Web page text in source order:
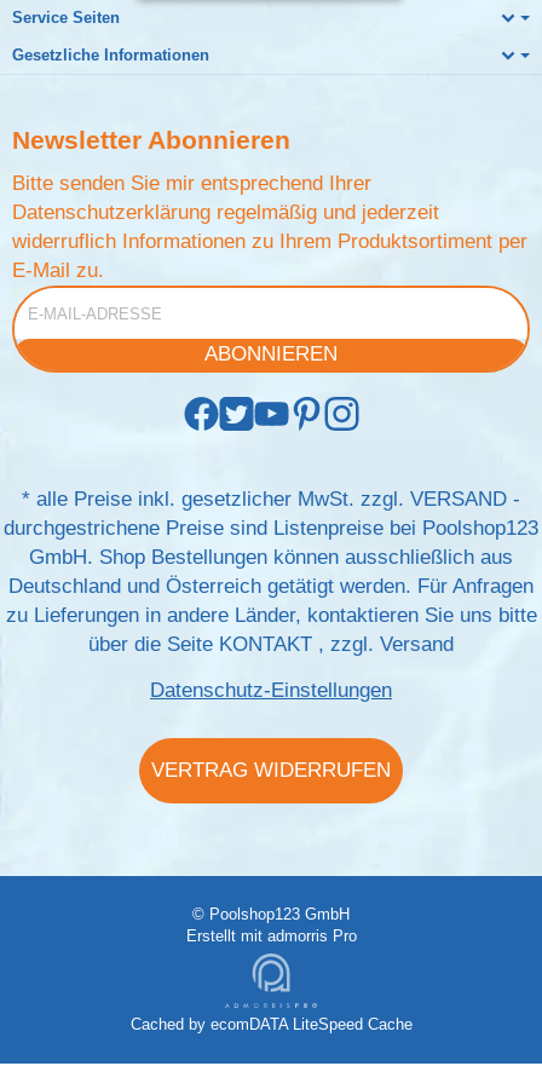
Service Seiten
Gesetzliche Informationen
Newsletter Abonnieren
Bitte senden Sie mir entsprechend Ihrer
Datenschutzerklärung regelmäßig und jederzeit
widerruflich Informationen zu Ihrem Produktsortiment per
E-Mail zu.
E-Mail-Adresse
ABONNIEREN
* alle Preise inkl. gesetzlicher MwSt. zzgl. VERSAND -
durchgestrichene Preise sind Listenpreise bei Poolshop123
GmbH. Shop Bestellungen können ausschließlich aus
Deutschland und Österreich getätigt werden. Für Anfragen
zu Lieferungen in andere Länder, kontaktieren Sie uns bitte
über die Seite KONTAKT , zzgl. Versand
Datenschutz-Einstellungen
VERTRAG WIDERRUFEN
© Poolshop123 GmbH
Erstellt mit admorris Pro
Cached by ecomDATA LiteSpeed Cache